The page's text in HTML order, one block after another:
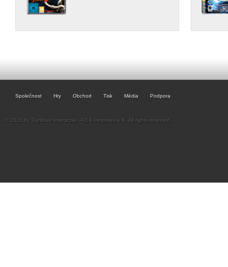
Společnost Hry Obchod Tisk Média Podpora
© 2026 by TopWare Interactve - AC Enterprises e.K. All rights reserved.